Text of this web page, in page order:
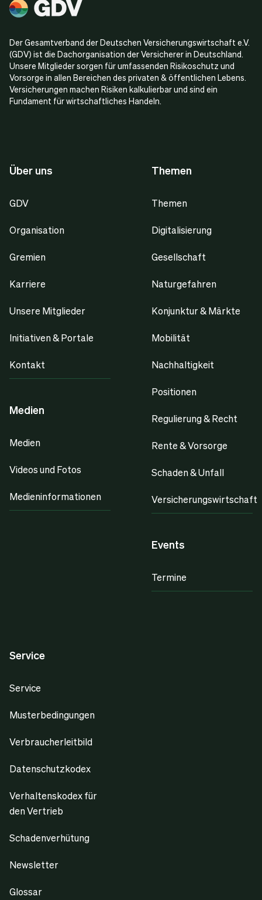
Der Gesamtverband der Deutschen Versicherungswirtschaft e.V.
(GDV) ist die Dachorganisation der Versicherer in Deutschland.
Unsere Mitglieder sorgen für umfassenden Risikoschutz und
Vorsorge in allen Bereichen des privaten & öffentlichen Lebens.
Versicherungen machen Risiken kalkulierbar und sind ein
Fundament für wirtschaftliches Handeln.
Über uns
GDV
Organisation
Gremien
Karriere
Unsere Mitglieder
Initiativen & Portale
Kontakt
Medien
Medien
Videos und Fotos
Medieninformationen
Themen
Themen
Digitalisierung
Gesellschaft
Naturgefahren
Konjunktur & Märkte
Mobilität
Nachhaltigkeit
Positionen
Regulierung & Recht
Rente & Vorsorge
Schaden & Unfall
Versicherungswirtschaft
Events
Termine
Service
Service
Musterbedingungen
Verbraucherleitbild
Datenschutzkodex
Verhaltenskodex für
den Vertrieb
Schadenverhütung
Newsletter
Glossar